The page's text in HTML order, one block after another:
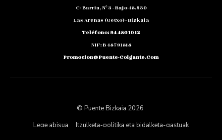
C/ Barria, Nº 3 - Bajo 48.930
Las Arenas (Getxo) - Bizkaia
Teléfono: 94 480 10 12
NIF: B 48791818
Promocion@puente-Colgante.com
© Puente Bizkaia 2026
Lege abisua
Itzulketa-politika eta bidalketa-gastuak